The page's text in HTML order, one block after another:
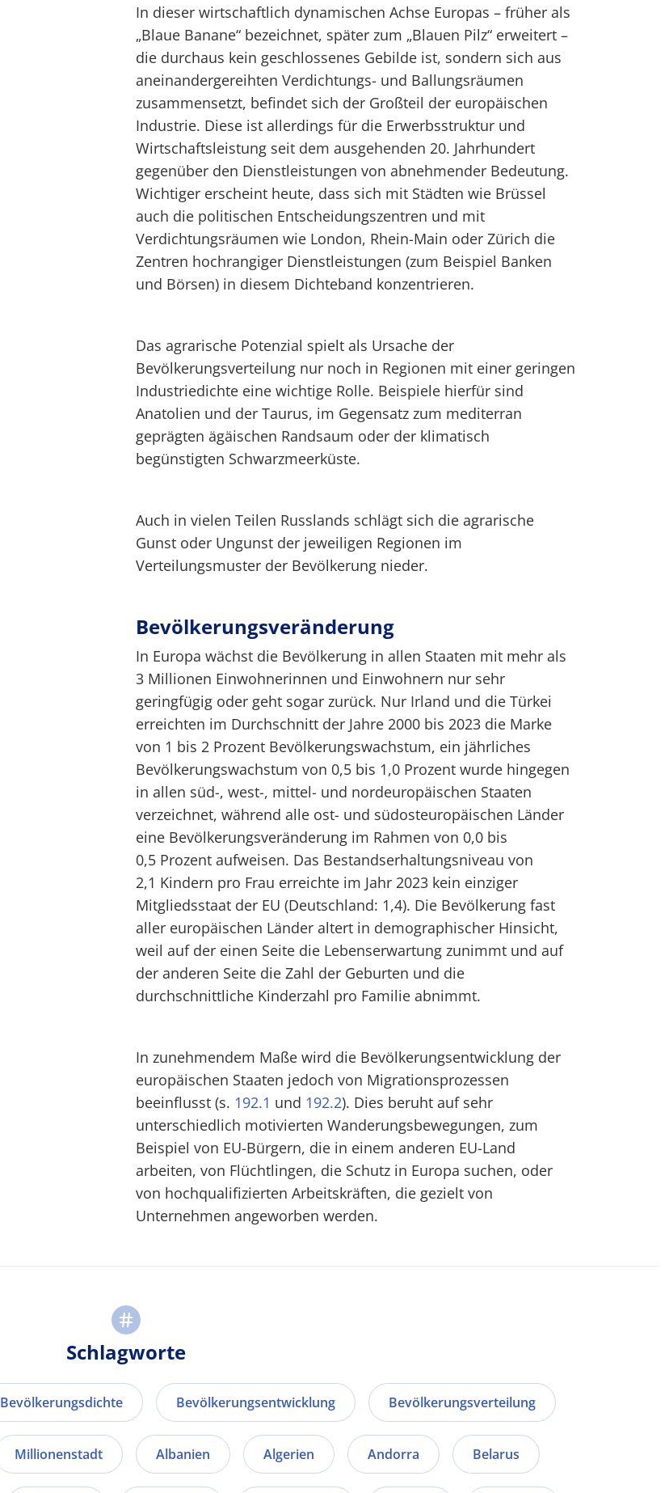
In dieser wirtschaftlich dynamischen Achse Europas – früher als
„Blaue Banane“ bezeichnet, später zum „Blauen Pilz“ erweitert –
die durchaus kein geschlossenes Gebilde ist, sondern sich aus
aneinandergereihten Verdichtungs- und Ballungsräumen
zusammensetzt, befindet sich der Großteil der europäischen
Industrie. Diese ist allerdings für die Erwerbsstruktur und
Wirtschaftsleistung seit dem ausgehenden 20. Jahrhundert
gegenüber den Dienstleistungen von abnehmender Bedeutung.
Wichtiger erscheint heute, dass sich mit Städten wie Brüssel
auch die politischen Entscheidungszentren und mit
Verdichtungsräumen wie London, Rhein-Main oder Zürich die
Zentren hochrangiger Dienstleistungen (zum Beispiel Banken
und Börsen) in diesem Dichteband konzentrieren.
Das agrarische Potenzial spielt als Ursache der
Bevölkerungsverteilung nur noch in Regionen mit einer geringen
Industriedichte eine wichtige Rolle. Beispiele hierfür sind
Anatolien und der Taurus, im Gegensatz zum mediterran
geprägten ägäischen Randsaum oder der klimatisch
begünstigten Schwarzmeerküste.
Auch in vielen Teilen Russlands schlägt sich die agrarische
Gunst oder Ungunst der jeweiligen Regionen im
Verteilungsmuster der Bevölkerung nieder.
Bevölkerungsveränderung
In Europa wächst die Bevölkerung in allen Staaten mit mehr als
3 Millionen Einwohnerinnen und Einwohnern nur sehr
geringfügig oder geht sogar zurück. Nur Irland und die Türkei
erreichten im Durchschnitt der Jahre 2000 bis 2023 die Marke
von 1 bis 2 Prozent Bevölkerungswachstum, ein jährliches
Bevölkerungswachstum von 0,5 bis 1,0 Prozent wurde hingegen
in allen süd-, west-, mittel- und nordeuropäischen Staaten
verzeichnet, während alle ost- und südosteuropäischen Länder
eine Bevölkerungsveränderung im Rahmen von 0,0 bis
0,5 Prozent aufweisen. Das Bestandserhaltungsniveau von
2,1 Kindern pro Frau erreichte im Jahr 2023 kein einziger
Mitgliedsstaat der EU (Deutschland: 1,4). Die Bevölkerung fast
aller europäischen Länder altert in demographischer Hinsicht,
weil auf der einen Seite die Lebenserwartung zunimmt und auf
der anderen Seite die Zahl der Geburten und die
durchschnittliche Kinderzahl pro Familie abnimmt.
In zunehmendem Maße wird die Bevölkerungsentwicklung der
europäischen Staaten jedoch von Migrationsprozessen
beeinflusst (s. 192.1 und 192.2). Dies beruht auf sehr
unterschiedlich motivierten Wanderungsbewegungen, zum
Beispiel von EU-Bürgern, die in einem anderen EU-Land
arbeiten, von Flüchtlingen, die Schutz in Europa suchen, oder
von hochqualifizierten Arbeitskräften, die gezielt von
Unternehmen angeworben werden.
Schlagworte
Bevölkerungsdichte Bevölkerungsentwicklung Bevölkerungsverteilung
Millionenstadt Albanien Algerien Andorra Belarus